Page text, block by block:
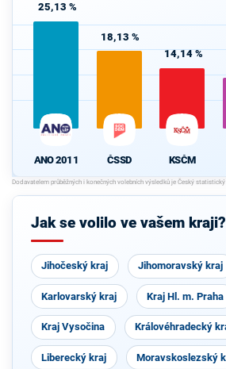
25,13 %
ANO 2011
18,13 %
ČSSD
14,14 %
KSČM
Jak se volilo ve vašem kraji?
Jihočeský kraj Jihomoravský kraj
Karlovarský kraj Kraj Hl. m. Praha
Kraj Vysočina Královéhradecký
Liberecký kraj Moravskoslezský